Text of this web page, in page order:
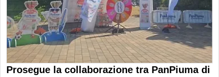
Prosegue la collaborazione tra PanPiuma di